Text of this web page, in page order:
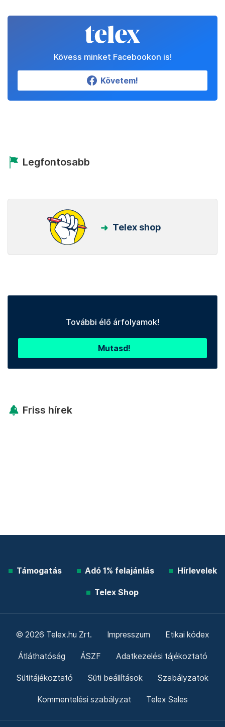
Kövess minket Facebookon is!
Követem!
Legfontosabb
Telex shop
További élő árfolyamok!
Mutasd!
Friss hírek
Támogatás Adó 1% felajánlás Hírlevelek
Telex Shop
© 2026 Telex.hu Zrt. Impresszum Etikai kódex
Átláthatóság ÁSZF Adatkezelési tájékoztató
Sütitájékoztató Süti beállítások Szabályzatok
Kommentelési szabályzat Telex Sales